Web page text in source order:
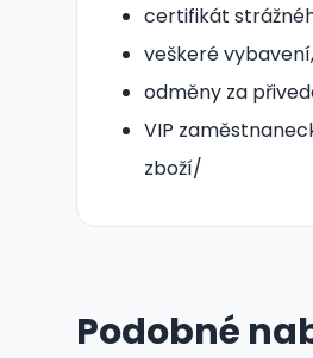
certifikát
veškeré
odměny za
VIP
zboží/
Podobné